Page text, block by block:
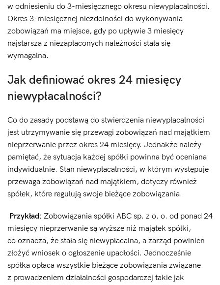
w odniesieniu do 3-miesięcznego okresu niewypłacalności.
Okres 3-miesięcznej niezdolności do wykonywania
zobowiązań ma miejsce, gdy po upływie 3 miesięcy
najstarsza z niezapłaconych należności stała się
wymagalna.
Jak definiować okres 24 miesięcy
niewypłacalności?
Co do zasady podstawą do stwierdzenia niewypłacalności
jest utrzymywanie się przewagi zobowiązań nad majątkiem
nieprzerwanie przez okres 24 miesięcy. Jednakże należy
pamiętać, że sytuacja każdej spółki powinna być oceniana
indywidualnie. Stan niewypłacalności, w którym występuje
przewaga zobowiązań nad majątkiem, dotyczy również
spółek, które regulują swoje bieżące zobowiązania.
Przykład: Zobowiązania spółki ABC sp. z o. o. od ponad 24
miesięcy nieprzerwanie są wyższe niż majątek spółki,
co oznacza, że stała się niewypłacalna, a zarząd powinien
złożyć wniosek o ogłoszenie upadłości. Jednocześnie
spółka opłaca wszystkie bieżące zobowiązania związane
z prowadzeniem działalności gospodarczej takie jak